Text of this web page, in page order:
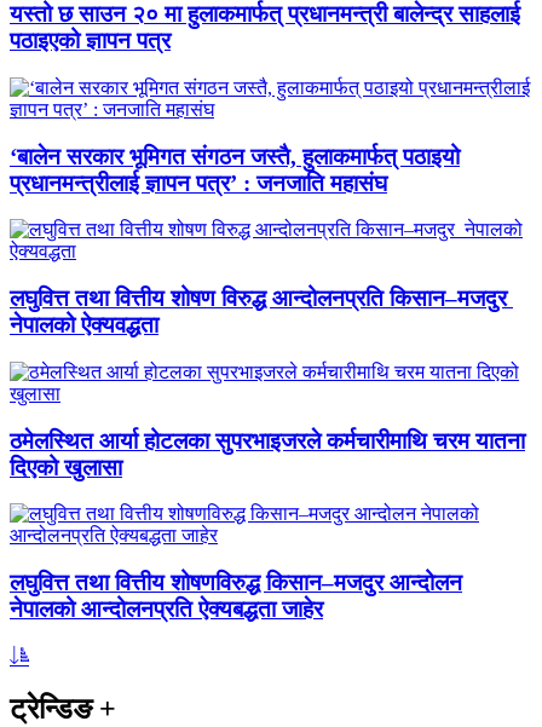
यस्तो छ साउन २० मा हुलाकमार्फत् प्रधानमन्त्री बालेन्द्र साहलाई
पठाइएको ज्ञापन पत्र
‘बालेन सरकार भूमिगत संगठन जस्तै, हुलाकमार्फत् पठाइयो
प्रधानमन्त्रीलाई ज्ञापन पत्र’ : जनजाति महासंघ
लघुवित्त तथा वित्तीय शोषण विरुद्ध आन्दोलनप्रति किसान–मजदुर
नेपालको ऐक्यवद्धता
ठमेलस्थित आर्या होटलका सुपरभाइजरले कर्मचारीमाथि चरम यातना
दिएको खुलासा
लघुवित्त तथा वित्तीय शोषणविरुद्ध किसान–मजदुर आन्दोलन
नेपालको आन्दोलनप्रति ऐक्यबद्धता जाहेर
ट्रेन्डिङ+